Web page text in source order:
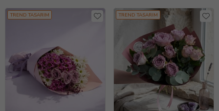
TREND TASARIM TREND TASARIM